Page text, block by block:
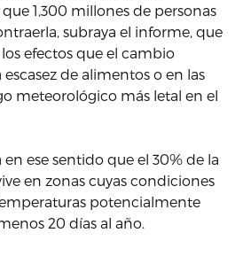
1,300 millones de personas
subraya el informe, que
efectos que el cambio
de alimentos o en las
meteorológico más letal en el
ese sentido que el 30% de la
en zonas cuyas condiciones
potencialmente
20 días al año.